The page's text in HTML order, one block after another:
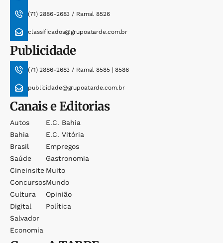
(71) 2886-2683 / Ramal 8526
classificados@grupoatarde.com.br
Publicidade
(71) 2886-2683 / Ramal 8585 | 8586
publicidade@grupoatarde.com.br
Canais e Editorias
Autos
Bahia
Brasil
Saúde
Cineinsite
Concursos
Cultura
Digital
Salvador
Economia
E.c. Bahia
E.c. Vitória
Empregos
Gastronomia
Muito
Mundo
Opinião
Política